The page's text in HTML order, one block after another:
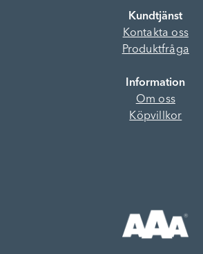
Kundtjänst
Kontakta oss
Produktfråga
Information
Om oss
Köpvillkor